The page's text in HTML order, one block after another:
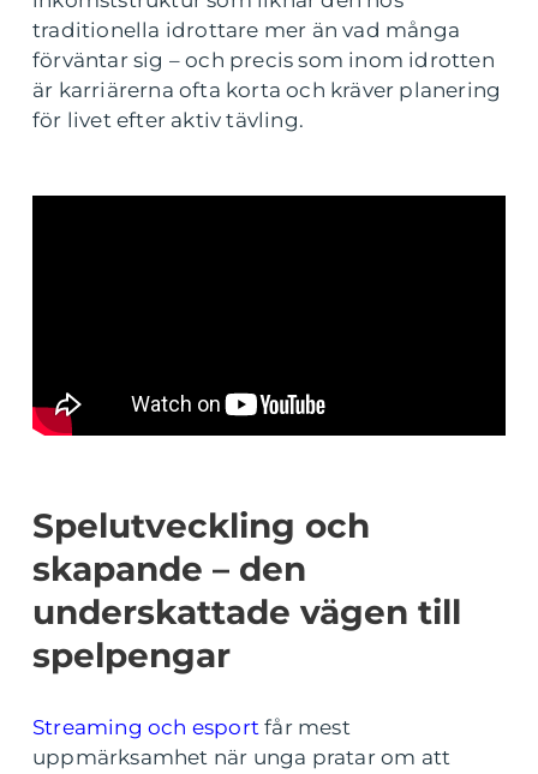
traditionella idrottare mer än vad många
förväntar sig – och precis som inom idrotten
är karriärerna ofta korta och kräver planering
för livet efter aktiv tävling.
Spelutveckling och
skapande – den
underskattade vägen till
spelpengar
Streaming och esport får mest
uppmärksamhet när unga pratar om att